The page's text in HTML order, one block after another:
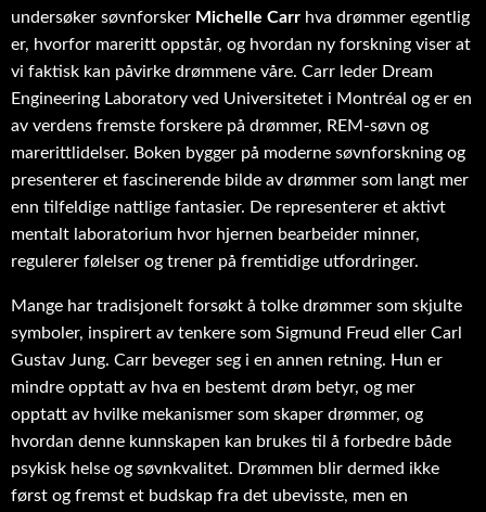
undersøker søvnforsker Michelle Carr hva drømmer egentlig
er, hvorfor mareritt oppstår, og hvordan ny forskning viser at
vi faktisk kan påvirke drømmene våre. Carr leder Dream
Engineering Laboratory ved Universitetet i Montréal og er en
av verdens fremste forskere på drømmer, REM-søvn og
marerittlidelser. Boken bygger på moderne søvnforskning og
presenterer et fascinerende bilde av drømmer som langt mer
enn tilfeldige nattlige fantasier. De representerer et aktivt
mentalt laboratorium hvor hjernen bearbeider minner,
regulerer følelser og trener på fremtidige utfordringer.
Mange har tradisjonelt forsøkt å tolke drømmer som skjulte
symboler, inspirert av tenkere som Sigmund Freud eller Carl
Gustav Jung. Carr beveger seg i en annen retning. Hun er
mindre opptatt av hva en bestemt drøm betyr, og mer
opptatt av hvilke mekanismer som skaper drømmer, og
hvordan denne kunnskapen kan brukes til å forbedre både
psykisk helse og søvnkvalitet. Drømmen blir dermed ikke
først og fremst et budskap fra det ubevisste, men en